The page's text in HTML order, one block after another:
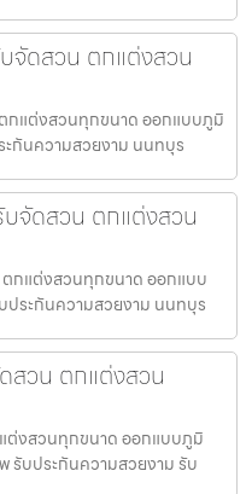
จัดสวน ตกแต่งสวน
กแต่งสวนทุกขนาด ออกแบบภูมิ
กันความสวยงาม นนทบุร
จัดสวน ตกแต่งสวน
กแต่งสวนทุกขนาด ออกแบบ
ระกันความสวยงาม นนทบุร
สวน ตกแต่งสวน
ต่งสวนทุกขนาด ออกแบบภูมิ
รับประกันความสวยงาม รับ